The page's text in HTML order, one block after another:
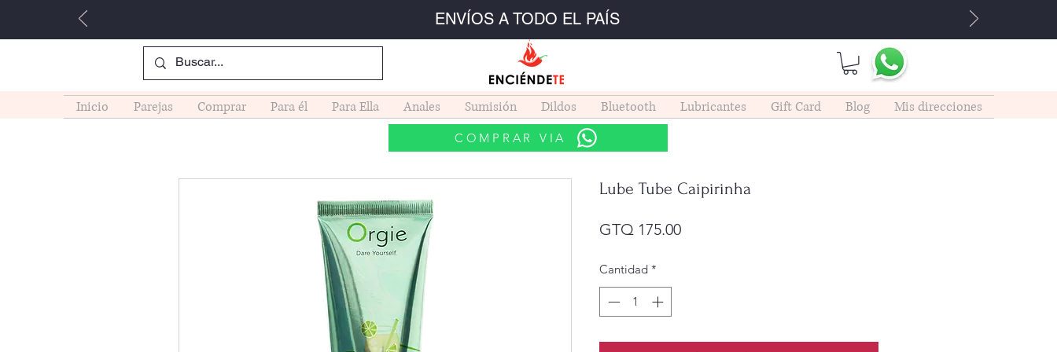
ENVÍOS A TODO EL PAÍS
Inicio Parejas Comprar Para él Para Ella Anales Sumisión Dildos Bluetooth Lubricantes Gift Card Blog Mis direcciones
COMPRAR VIA
Lube Tube Caipirinha
GTQ 175.00Precio
Cantidad *